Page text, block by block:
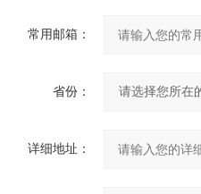
常用邮箱：
省份：
详细地址：